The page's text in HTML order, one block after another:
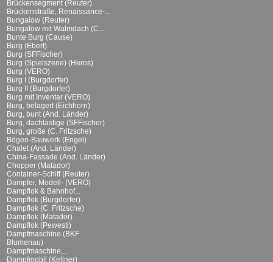
Brückensegment (Reuter)
Brückenstraße, Renaissance-...
Bungalow (Reuter)
Bungalow mit Walmdach (C....
Bunte Burg (Cause)
Burg (Ebert)
Burg (SFFischer)
Burg (Spielszene) (Heros)
Burg (VERO)
Burg I (Burgdorfer)
Burg II (Burgdorfer)
Burg mit Inventar (VERO)
Burg, belagert (Eichhorn)
Burg, bunt (And. Länder)
Burg, dachlastige (SFFischer)
Burg, große (C. Fritzsche)
Bögen-Bauwerk (Engel)
Chalet (And. Länder)
China-Fassade (And. Länder)
Chopper (Matador)
Container-Schiff (Reuter)
Dampfer, Modell- (VERO)
Dampflok & Bahnhof...
Dampflok (Burgdorfer)
Dampflok (C. Fritzsche)
Dampflok (Matador)
Dampflok (Pewesti)
Dampfmaschine (BKF
Blumenau)
Dampfmaschine,...
Dampfmobil (Kellner)